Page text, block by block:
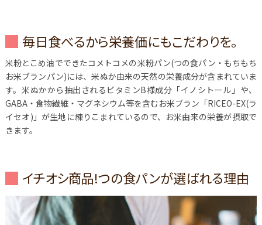
毎日食べるから栄養価にもこだわりを。
米粉とこめ油でできたコメトコメの米粉パン(つの食パン・もちもち
お米ブランパン)には、米ぬか由来の天然の栄養成分が含まれていま
す。米ぬかから抽出されるビタミンB様成分「イノシトール」や、
GABA・食物繊維・マグネシウム等を含むお米ブラン「RICEO-EX(ラ
イセオ)」が生地に練りこまれているので、お米由来の栄養が摂取で
きます。
イチオシ商品!つの食パンが選ばれる理由